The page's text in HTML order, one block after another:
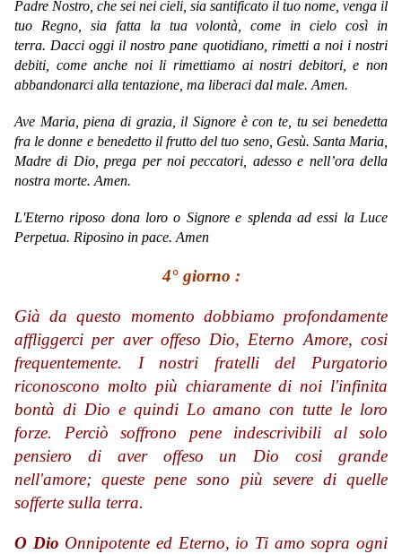
Padre Nostro, che sei nei cieli, sia santificato il tuo nome, venga il
tuo Regno, sia fatta la tua volontà, come in cielo così in
terra. Dacci oggi il nostro pane quotidiano, rimetti a noi i nostri
debiti, come anche noi li rimettiamo ai nostri debitori, e non
abbandonarci alla tentazione, ma liberaci dal male. Amen.
Ave Maria,piena di grazia, il Signore è con te, tu sei benedetta
fra le donne e benedetto il frutto del tuo seno, Gesù. Santa Maria,
Madre di Dio,prega per noi peccatori, adesso e nell’ora della
nostra morte. Amen.
L'Eterno riposo dona loro o Signore e splenda ad essi la Luce
Perpetua. Riposino in pace. Amen
4° giorno :
Già da questo momento dobbiamo profondamente
affliggerci per aver offeso Dio, Eterno Amore, cosi
frequentemente. I nostri fratelli del Purgatorio
riconoscono molto più chiaramente di noi l'infinita
bontà di Dio e quindi Lo amano con tutte le loro
forze. Perciò soffrono pene indescrivibili al solo
pensiero di aver offeso un Dio cosi grande
nell'amore; queste pene sono più severe di quelle
sofferte sulla terra.
O Dio Onnipotente ed Eterno, io Ti amo sopra ogni